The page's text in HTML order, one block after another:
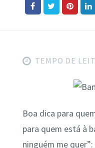
TEMPO DE
Boa dica para
para quem está à
ninguém me